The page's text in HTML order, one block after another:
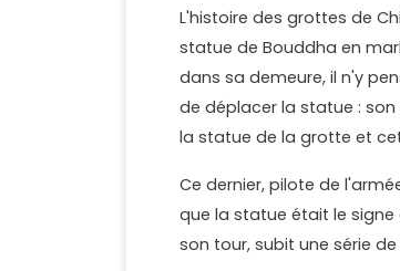
L'histoire des grottes de
statue de Bouddha en
dans sa demeure, il n'y
de déplacer la statue :
la statue de la grotte et
Ce dernier, pilote de
que la statue était le
son tour, subit une série